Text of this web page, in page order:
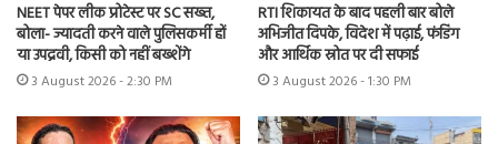
NEET पेपर लीक प्रोटेस्ट पर SC सख्त,
बोला- ज्यादती करने वाले पुलिसकर्मी हों
या उपद्रवी, किसी को नहीं बख्शेंगे
3 August 2026 - 2:30 PM
RTI शिकायत के बाद पहली बार बोले
अभिजीत दिपके, विदेश में पढ़ाई, फंडिंग
और आर्थिक स्रोत पर दी सफाई
3 August 2026 - 1:30 PM